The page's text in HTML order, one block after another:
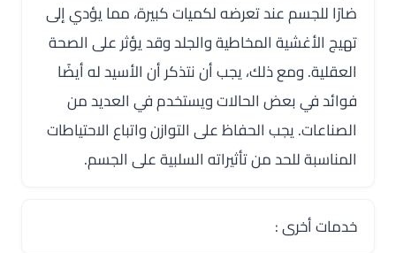
ضارًا للجسم عند تعرضه لكميات كبيرة، مما يؤدي إلى
تهيج الأغشية المخاطية والجلد وقد يؤثر على الصحة
العقلية. ومع ذلك، يجب أن نتذكر أن الأسيد له أيضًا
فوائد في بعض الحالات ويستخدم في العديد من
الصناعات. يجب الحفاظ على التوازن واتباع الاحتياطات
المناسبة للحد من تأثيراته السلبية على الجسم.
خدمات أخرى :